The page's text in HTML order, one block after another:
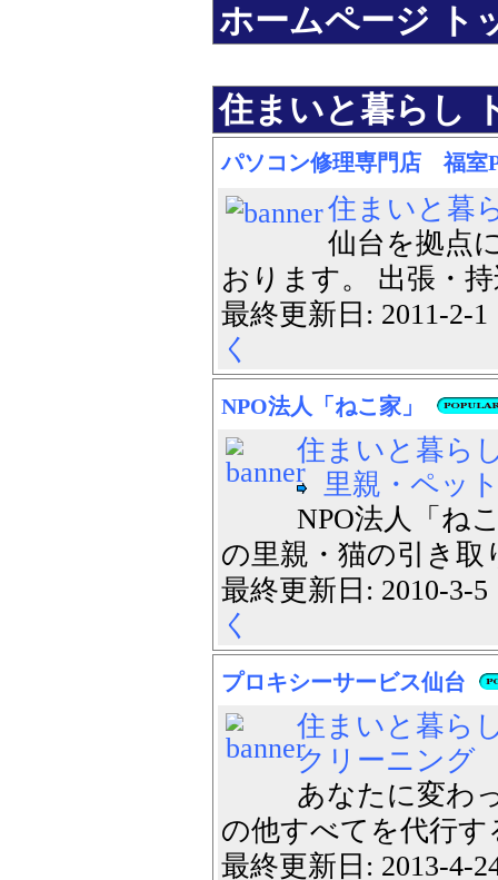
ホームページ ト
住まいと暮らし
パソコン修理専門店 福室
住まいと暮
仙台を拠点
おります。 出張・
最終更新日: 2011-
く
NPO法人「ねこ家」
住まいと暮ら
里親・ペッ
NPO法人「ね
の里親・猫の引き取
最終更新日: 2010-
く
プロキシーサービス仙台
住まいと暮ら
クリーニング
あなたに変わ
の他すべてを代行
最終更新日: 2013-